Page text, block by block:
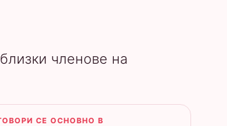
членове на
СЕ ОСНОВНО В